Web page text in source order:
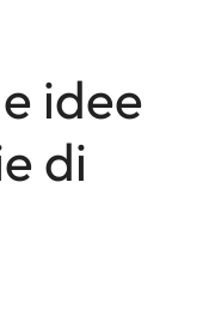
idee
di